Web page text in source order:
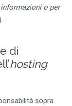
o per
di
hosting
sopra